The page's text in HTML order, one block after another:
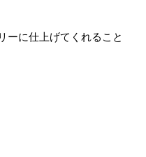
ーに仕上げてくれること